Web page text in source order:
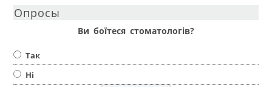
Опросы
Ви боїтеся стоматологів?
Так
Ні